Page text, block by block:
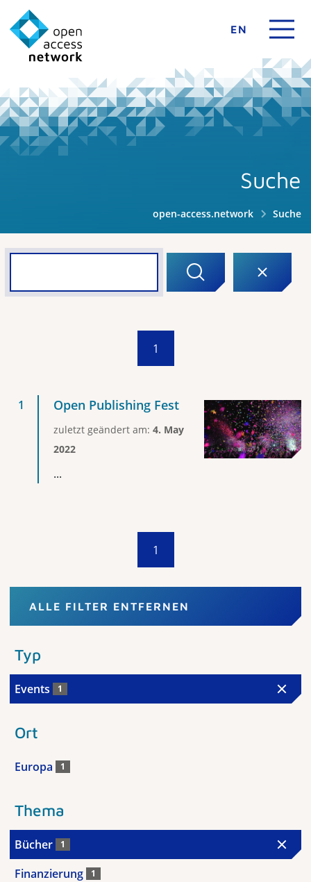
EN
Suche
open-access.network Suche
1
Open Publishing Fest
zuletzt geändert am: 4. May
2022
...
1
ALLE FILTER ENTFERNEN
Typ
Events 1
Ort
Europa 1
Thema
Bücher 1
Finanzierung 1